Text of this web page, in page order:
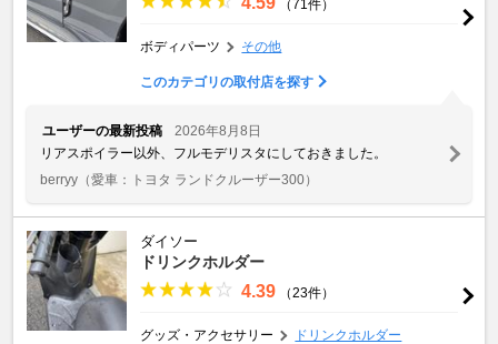
（71件）
ボディパーツ その他
このカテゴリの取付店を探す
ユーザーの最新投稿
2026年8月8日
リアスポイラー以外、フルモデリスタにしておきました。
berryy （愛車：トヨタ ランドクルーザー300）
ダイソー
ドリンクホルダー
4.39 （23件）
グッズ・アクセサリー ドリンクホルダー